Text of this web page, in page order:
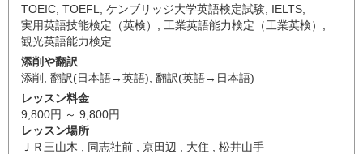
TOEIC TOEFL ケンブリッジ大学英語検定試験 IELTS
実用英語技能検定（英検）
工業英語能力検定（工業英検）
観光英語能力検定
添削や翻訳
添削
翻訳(日本語→英語) 翻訳(英語→日本語)
レッスン料金
9,800円 ～ 9,800円
レッスン場所
ＪＲ三山木 , 同志社前 , 京田辺 , 大住 , 松井山手